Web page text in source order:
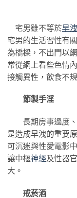
宅男雖不等於早洩
宅男的生活習性有
為橋樑，不出門以
常從網上看些色情
接觸異性，飲食不
節製手淫
長期房事過度、
是造成早洩的重要
可沉迷與性愛電影
讓中樞神經及性器
大。
戒菸酒